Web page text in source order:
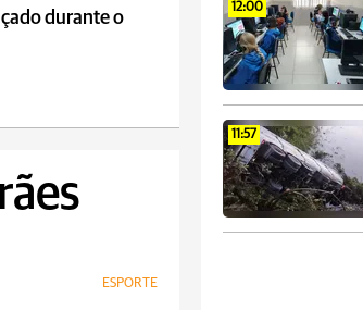
durante o
12:00
11:57
ESPORTE